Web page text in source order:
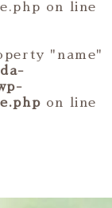
on line
"name"
on line